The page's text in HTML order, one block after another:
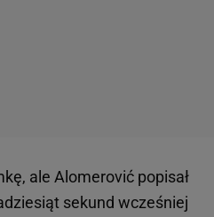
ale Alomerović popisał
sekund wcześniej